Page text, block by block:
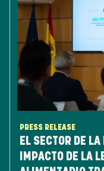
PRESS RELEASE
EL SECTOR DE
IMPACTO DE LA